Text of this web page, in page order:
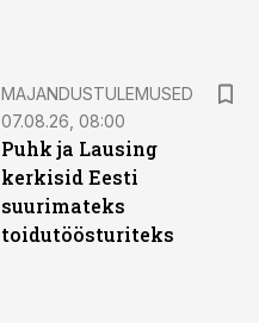
MAJANDUSTULEMUSED
07.08.26, 08:00
Puhk ja Lausing
kerkisid Eesti
suurimateks
toidutöösturiteks